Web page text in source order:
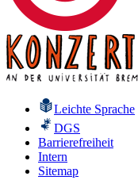
Leichte Sprache
DGS
Barrierefreiheit
Intern
Sitemap